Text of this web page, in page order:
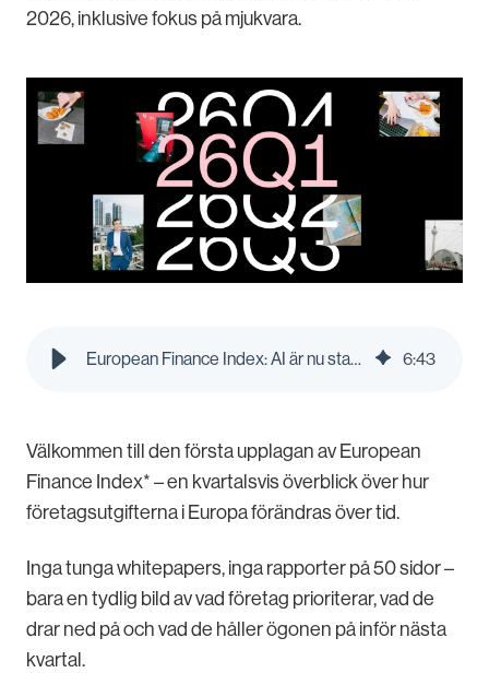
2026, inklusive fokus på mjukvara.
European Finance Index: AI är nu standard hos svenska företag 6:43
Välkommen till den första upplagan av European
Finance Index* – en kvartalsvis överblick över hur
företagsutgifterna i Europa förändras över tid.
Inga tunga whitepapers, inga rapporter på 50 sidor –
bara en tydlig bild av vad företag prioriterar, vad de
drar ned på och vad de håller ögonen på inför nästa
kvartal.